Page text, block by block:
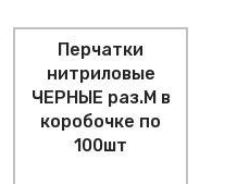
Перчатки
нитриловые
ЧЕРНЫЕ раз.M в
коробочке по
100шт